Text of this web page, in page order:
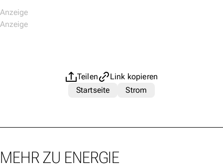
Teilen
Link kopieren
Startseite
Strom
MEHR ZU ENERGIE